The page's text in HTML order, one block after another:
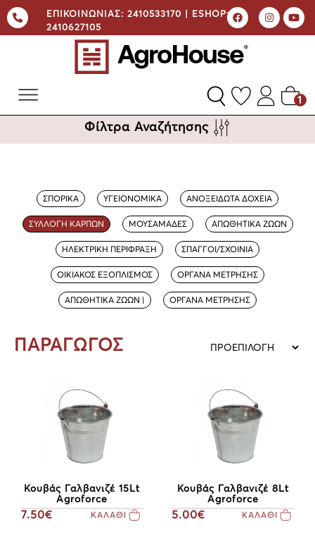
ΕΠΙΚΟΙΝΩΝΙΑΣ: 2410533170 | ESHOP:
2410627105
1
Φίλτρα Αναζήτησης
ΣΠΟΡΙΚΑ ΥΓΕΙΟΝΟΜΙΚΑ ΑΝΟΞΕΙΔΩΤΑ ΔΟΧΕΙΑ
ΣΥΛΛΟΓΗ ΚΑΡΠΩΝ ΜΟΥΣΑΜΑΔΕΣ ΑΠΩΘΗΤΙΚΑ ΖΩΩΝ
ΗΛΕΚΤΡΙΚΗ ΠΕΡΙΦΡΑΞΗ ΣΠΑΓΓΟΙ/ΣΧΟΙΝΙΑ
ΟΙΚΙΑΚΟΣ ΕΞΟΠΛΙΣΜΟΣ ΟΡΓΑΝΑ ΜΕΤΡΗΣΗΣ
ΑΠΩΘΗΤΙΚΑ ΖΩΩΝ | ΟΡΓΑΝΑ ΜΕΤΡΗΣΗΣ
ΠΑΡΑΓΩΓΟΣ
Κουβάς Γαλβανιζέ 15Lt
Agroforce
7.50€ ΚΑΛΑΘΙ
Κουβάς Γαλβανιζέ 8Lt
Agroforce
5.00€ ΚΑΛΑΘΙ